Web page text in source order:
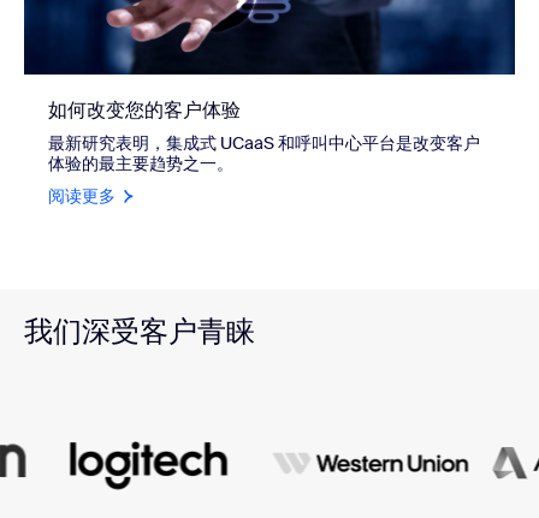
如何改变您的客户体验
最新研究表明，集成式 UCaaS 和呼叫中心平台是改变客户
体验的最主要趋势之一。
阅读更多
我们深受客户青睐